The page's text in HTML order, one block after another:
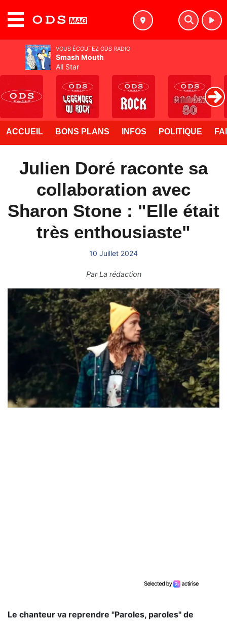
ACCUEIL BONS PLANS INFOS POLITIQUE
Julien Doré raconte sa
collaboration avec
Sharon Stone : "Elle était
très enthousiaste"
10 Juillet 2024
ParLa rédaction
Le chanteur va reprendre "Paroles, paroles" de
VOUS ÉCOUTEZ ODS RADIO
Smash Mouth
All Star